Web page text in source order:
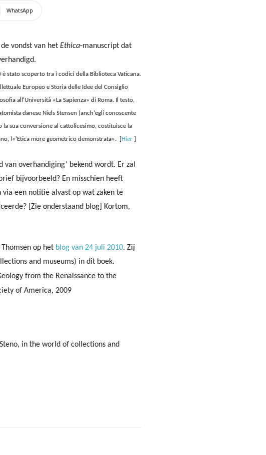
WhatsApp
vondst van het Ethica-manuscript dat
stato scoperto tra i codici della Biblioteca Vaticana.
Europeo e Storia delle Idee del Consiglio
all'Università «La Sapienza» di Roma. Il testo,
danese Niels Stensen (anch'egli conoscente
sua conversione al cattolicesimo, costituisce la
l«'Etica more geometrico demonstrata».
[Hier ]
overhandiging’ bekend wordt. Er zal
bijvoorbeeld? En misschien heeft
een notitie alvast op wat zaken te
[Zie onderstaand blog] Kortom,
op het blog van 24 juli 2010. Zij
and museums) in dit boek.
from the Renaissance to the
of America, 2009
in the world of collections and